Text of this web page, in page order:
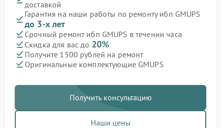
доставкой
Гарантия на наши работы по ремонту ибп GMUPS
до 3-х лет
Срочный ремонт ибп GMUPS в течении часа
Скидка для вас до 20%
Получите 1500 рублей на ремонт
Оригинальные комплектующие GMUPS
Получить консультацию
Наши цены